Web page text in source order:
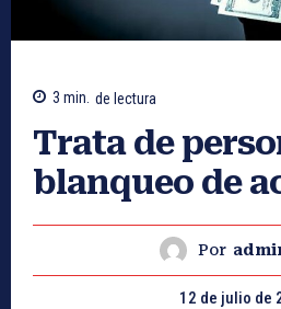
3 min. de lectura
Trata de
blanqueo de
Por
12 de julio de